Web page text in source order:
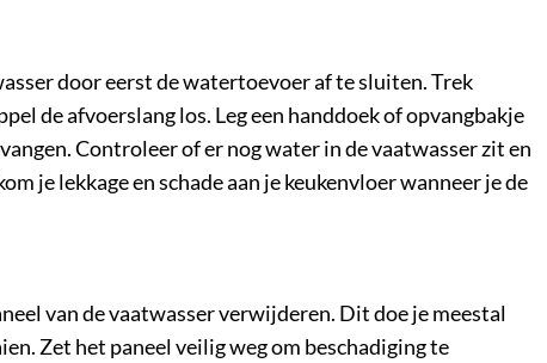
door eerst de watertoevoer af te sluiten. Trek
de afvoerslang los. Leg een handdoek of opvangbakje
Controleer of er nog water in de vaatwasser zit en
je lekkage en schade aan je keukenvloer wanneer je de
van de vaatwasser verwijderen. Dit doe je meestal
Zet het paneel veilig weg om beschadiging te